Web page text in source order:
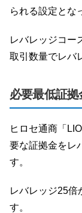
られる設定とな
レバレッジコー
取引数量でレバ
必要最低証
ヒロセ通商「
要な証拠金をレ
す。
レバレッジ25倍
す。